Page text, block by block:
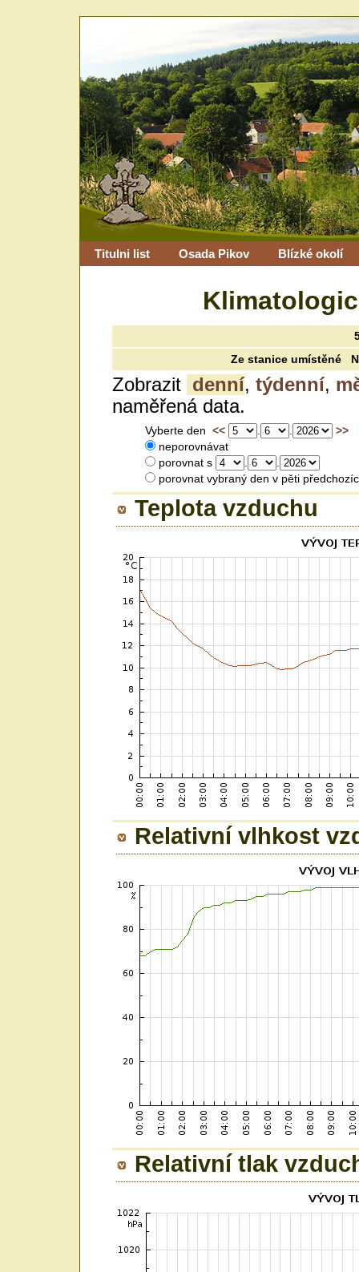
Titulni list Osada Pikov Blízké okolí
Ze stanice umístěné
Zobrazit denní, týdenní,
naměřená data.
Vyberte den <<
>>
neporovnávat
porovnat s
porovnat vybraný den v pěti
Teplota vzduchu
Relativní vlhkost
Relativní tlak